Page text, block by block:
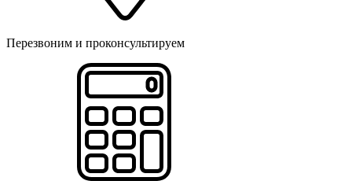
Перезвоним и проконсультируем